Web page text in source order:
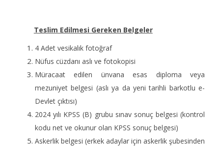
Teslim Edilmesi Gereken Belgeler
4 Adet vesikalık fotoğraf
Nüfus cüzdanı aslı ve fotokopisi
Müracaat edilen ünvana esas diploma veya
mezuniyet belgesi (aslı ya da yeni tarihli barkotlu e-
Devlet çıktısı)
2024 yılı KPSS (B) grubu sınav sonuç belgesi (kontrol
kodu net ve okunur olan KPSS sonuç belgesi)
Askerlik belgesi (erkek adaylar için askerlik şubesinden